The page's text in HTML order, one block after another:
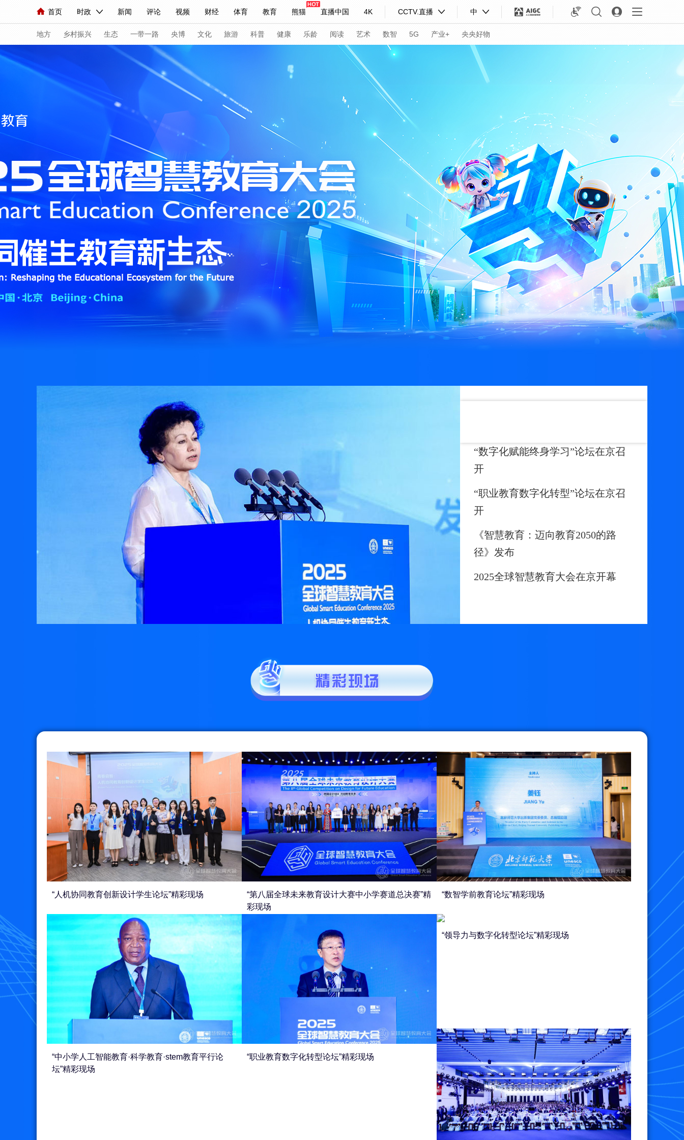
首页 时政 新闻 评论 视频 财经 体育 教育 熊猫 直播中国 4K CCTV.直播 中
人民领袖习近平 联播+ 中国领导人 央视快评 习式妙语 热解读 天天学习
直播 栏目大全 节目单 听音 微视频 主持人 下载央视影音
海外频道 iPanda English Монгол
地方 乡村振兴 生态 一带一路 央博 文化 旅游 科普 健康 乐龄 阅读 艺术 数智 5G 产业+ 央央好物
共产党员网 秧纪录 国家大剧院
评论 科技 公益
热解读 央视快评 光华锐评 锋面
视频 小央直播 直播中国 熊猫频道
现场 前线 比划 快看 蓝海中国 新兵请入列 人生第一次 人生第二次
体育 竞猜 2026年世界杯 2026年冬奥会 NBA 中超 国足 网球 综合体育 亚冬会
VIP会员 CCTV奥林匹克频道 生活体育大会 体育江湖 文化体育 冰雪道路 足球道路
财经 教育 乡村振兴 生态环境 一带一路 非遗 文化 健康 乐龄 阅读 艺术 汽车 数智 5G 产业+
大国智造 大国展会 大国保险 云顶对话 超级工厂 智敬中国 颜选攻略 海洋 时尚 天气 才艺 网展 央央好物
栏目 片库 总台企业白名单
“数字化赋能终身学习”论坛在京召
开
“职业教育数字化转型”论坛在京召
开
《智慧教育：迈向教育2050的路
径》发布
2025全球智慧教育大会在京开幕
“人机协同教育创新设计学生论坛”精彩现场
“第八届全球未来教育设计大赛中小学赛道总决赛”精
彩现场
“数智学前教育论坛”精彩现场
“中小学人工智能教育·科学教育·stem教育平行论
坛”精彩现场
“职业教育数字化转型论坛”精彩现场
“领导力与数字化转型论坛”精彩现场